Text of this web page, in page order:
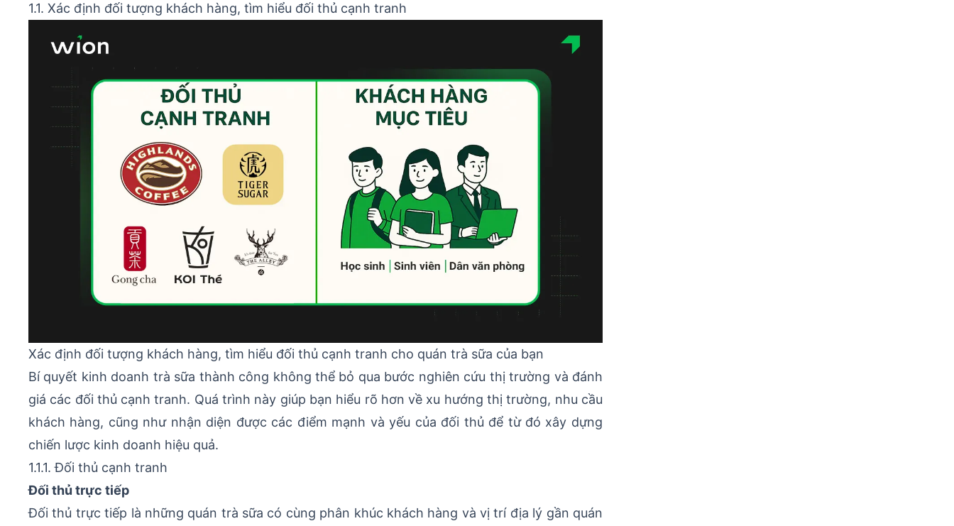
1.1. Xác định đối tượng khách hàng, tìm hiểu đối thủ cạnh tranh
Xác định đối tượng khách hàng, tìm hiểu đối thủ cạnh tranh cho quán trà sữa của bạn
Bí quyết kinh doanh trà sữa thành công không thể bỏ qua bước nghiên cứu thị trường và đánh
giá các đối thủ cạnh tranh. Quá trình này giúp bạn hiểu rõ hơn về xu hướng thị trường, nhu cầu
khách hàng, cũng như nhận diện được các điểm mạnh và yếu của đối thủ để từ đó xây dựng
chiến lược kinh doanh hiệu quả.
1.1.1. Đối thủ cạnh tranh
Đối thủ trực tiếp
Đối thủ trực tiếp là những quán trà sữa có cùng phân khúc khách hàng và vị trí địa lý gần quán